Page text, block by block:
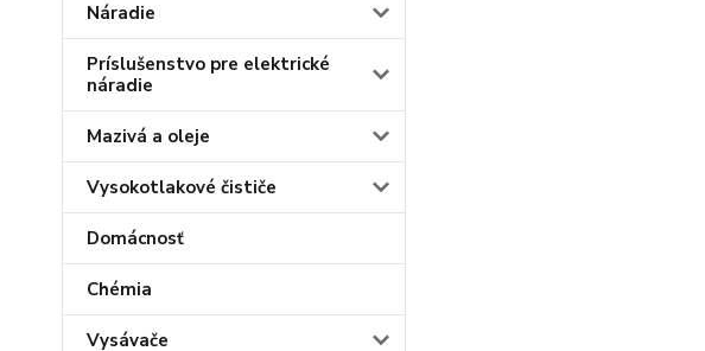
Náradie
Príslušenstvo pre elektrické
náradie
Mazivá a oleje
Vysokotlakové čističe
Domácnosť
Chémia
Vysávače